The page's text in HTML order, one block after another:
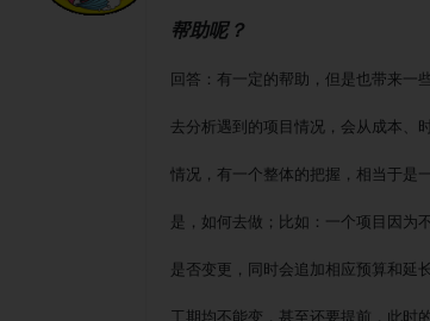
帮助呢？
回答：有一定的帮助，但是也带来一
去分析遇到的项目情况，会从成本、
情况，有一个整体的把握，相当于是
是，如何去做；比如：一个项目因
是否变更，同时会追加相应预算和
工期均不能变，甚至还要提前，此时